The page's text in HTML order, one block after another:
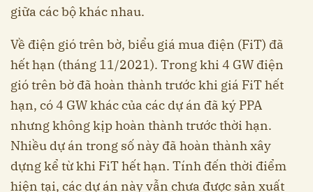
giữa các bộ khác nhau.
Về điện gió trên bờ, biểu giá mua điện (FiT) đã
hết hạn (tháng 11/2021). Trong khi 4 GW điện
gió trên bờ đã hoàn thành trước khi giá FiT hết
hạn, có 4 GW khác của các dự án đã ký PPA
nhưng không kịp hoàn thành trước thời hạn.
Nhiều dự án trong số này đã hoàn thành xây
dựng kể từ khi FiT hết hạn. Tính đến thời điểm
hiện tại, các dự án này vẫn chưa được sản xuất